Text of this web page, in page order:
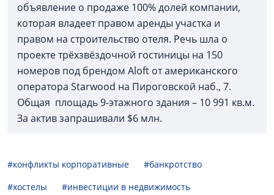
объявление о продаже 100% долей компании,
которая владеет правом аренды участка и
правом на строительство отеля. Речь шла о
проекте трёхзвёздочной гостиницы на 150
номеров под брендом Aloft от американского
оператора Starwood на Пироговской наб., 7.
Общая площадь 9-этажного здания – 10 991 кв.м.
За актив запрашивали $6 млн.
#конфликты корпоративные
#банкротство
#хостелы
#инвестиции в недвижимость